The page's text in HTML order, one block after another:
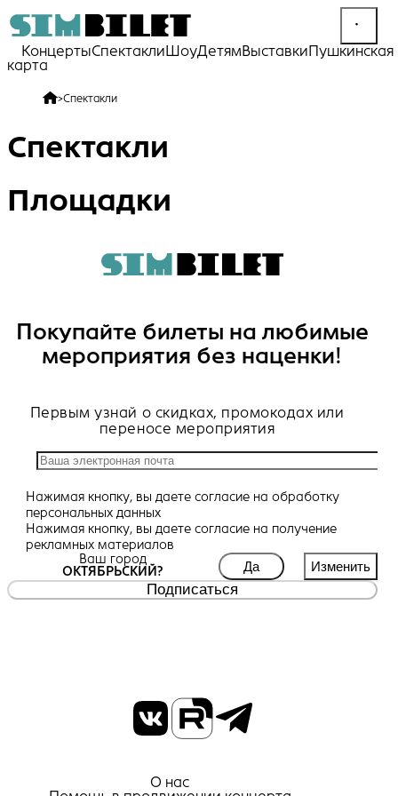
КонцертыСпектакли ШоуДетямВыставкиПушкинская
карта
>Спектакли
Спектакли
Площадки
Покупайте билеты на любимые
мероприятия без наценки!
Первым узнай о скидках, промокодах или
переносе мероприятия
Нажимая кнопку, вы даете согласие на обработку
персональных данных
Нажимая кнопку, вы даете согласие на получение
рекламных материалов
Ваш город
ОКТЯБРЬСКИЙ?
Да Изменить
Подписаться
О нас